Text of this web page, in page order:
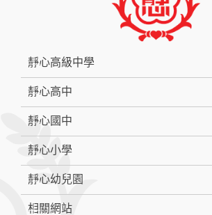
靜心高級中學
靜心高中
靜心國中
靜心小學
靜心幼兒園
相關網站